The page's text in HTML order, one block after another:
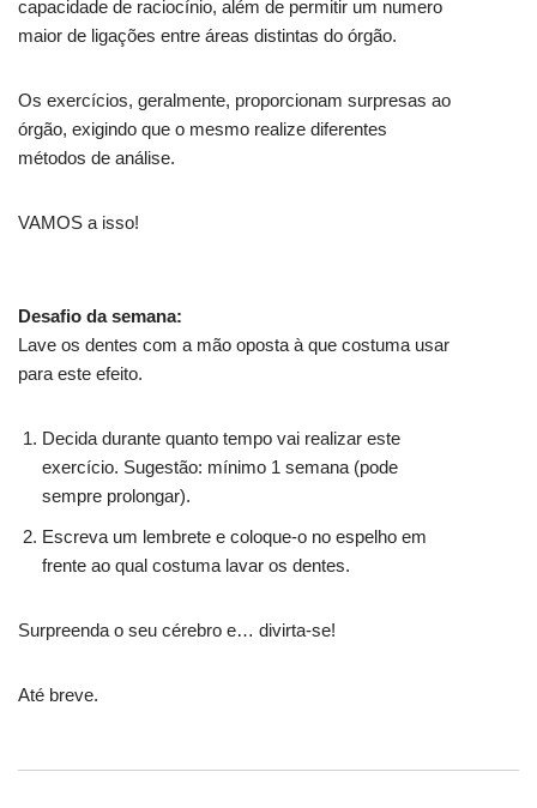
capacidade de raciocínio, além de permitir um numero
maior de ligações entre áreas distintas do órgão.
Os exercícios, geralmente, proporcionam surpresas ao
órgão, exigindo que o mesmo realize diferentes
métodos de análise.
VAMOS a isso!
Desafio da semana:
Lave os dentes com a mão oposta à que costuma usar
para este efeito.
Decida durante quanto tempo vai realizar este
exercício. Sugestão: mínimo 1 semana (pode
sempre prolongar).
Escreva um lembrete e coloque-o no espelho em
frente ao qual costuma lavar os dentes.
Surpreenda o seu cérebro e… divirta-se!
Até breve.